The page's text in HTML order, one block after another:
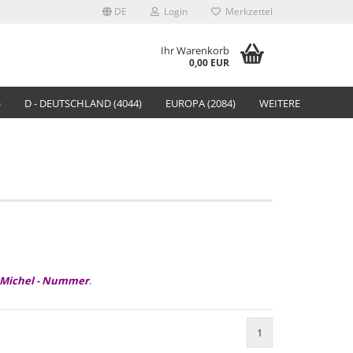
DE Login Merkzettel
Ihr Warenkorb
0,00 EUR
D - DEUTSCHLAND (4044) EUROPA (2084) WEITERE
- Nummer.
1